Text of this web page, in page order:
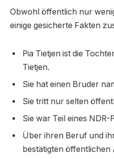
Obwohl öffentlich nur
einige gesicherte Fakten
Pia Tietjen ist die
Tietjen.
Sie hat einen Bruder
Sie tritt nur selten
Sie war Teil eines
Über ihren Beruf und
bestätigten öffentlichen